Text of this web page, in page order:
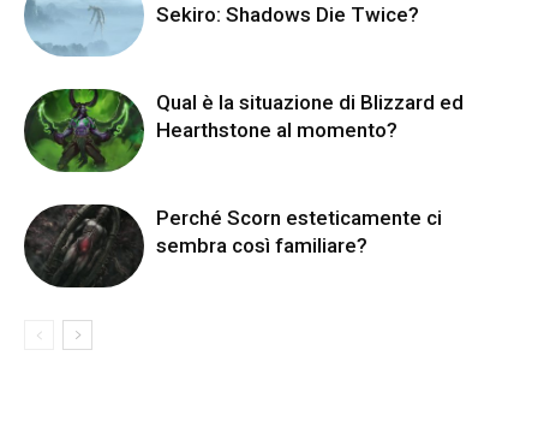
Sekiro: Shadows Die Twice?
Qual è la situazione di Blizzard ed
Hearthstone al momento?
Perché Scorn esteticamente ci
sembra così familiare?